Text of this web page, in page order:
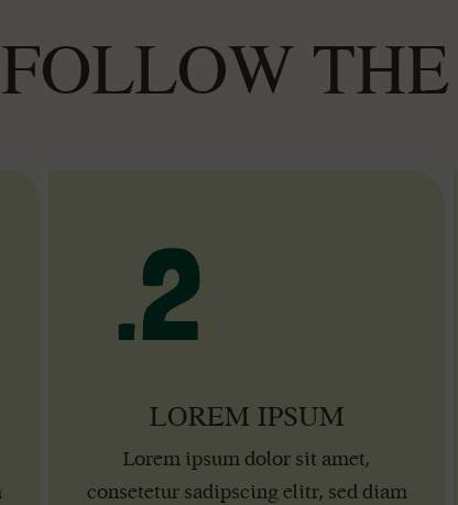
THE
LOREM IPSUM
Lorem ipsum dolor sit amet,
consetetur sadipscing elitr, sed diam